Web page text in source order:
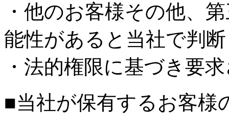
・他のお客様その他、
能性があると当社で判
・法的権限に基づき要
■当社が保有するお客様